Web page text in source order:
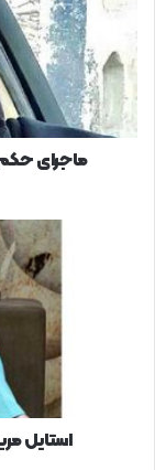
سحر
دولتشاهی
در
سریال
شبکه
نمایش‌خانگی
ماجرای
استایل